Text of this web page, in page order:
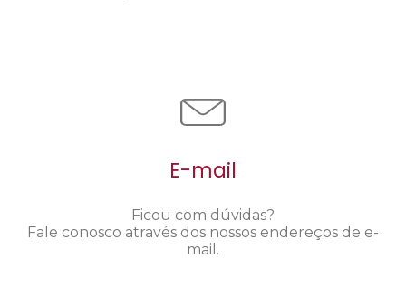
E-mail
Ficou com dúvidas?
Fale conosco através dos nossos endereços de e-
mail.